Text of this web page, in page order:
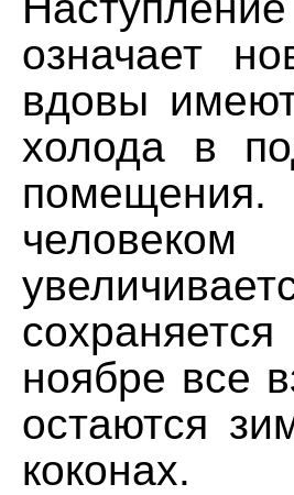
означает
вдовы
холода в
помещения.
ноябре все
остаются
коконах.